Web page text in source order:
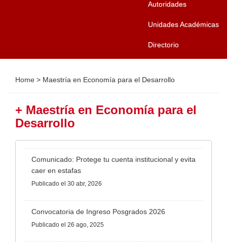
Autoridades
Unidades Académicas
Directorio
Home > Maestría en Economía para el Desarrollo
+ Maestría en Economía para el
Desarrollo
Comunicado: Protege tu cuenta institucional y evita
caer en estafas
Publicado el 30 abr, 2026
Convocatoria de Ingreso Posgrados 2026
Publicado el 26 ago, 2025